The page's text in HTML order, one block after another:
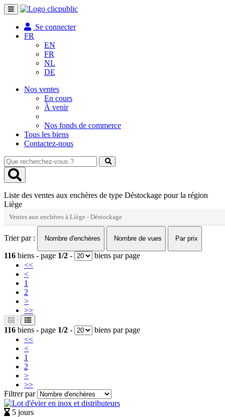
Toggle
navigation
Se connecter
FR
EN
FR
NL
DE
Nos ventes
En cours
À venir
Nos fonds de commerce
Tous les biens
Contactez-nous
Que
recherchez-
vous
Liste des ventes aux enchères de type Déstockage pour la région
Liège
Ventes aux enchères à Liège - Déstockage
Trier par : Nombre d'enchères Nombre de vues Par prix
116 biens - page 1/2 -
biens par page
<<
<
1
2
>
>>
116 biens - page 1/2 -
biens par page
<<
<
1
2
>
>>
Filtrer par
5 jours